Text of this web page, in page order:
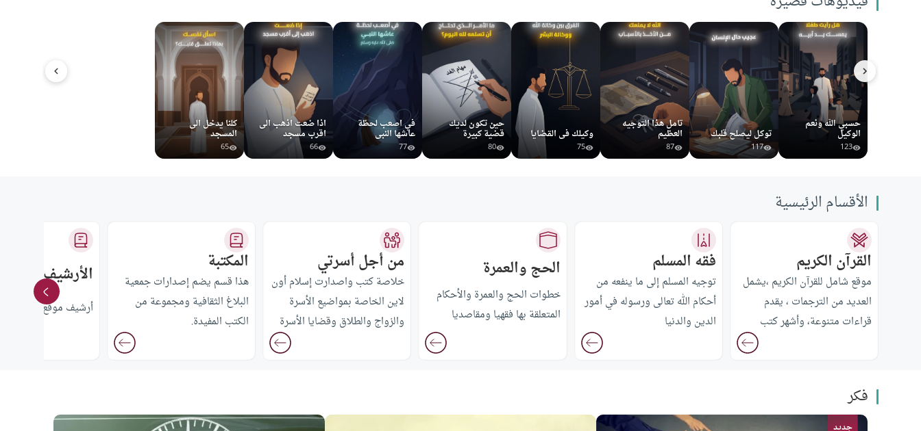
حسبي الله ونعم
الوكيل
123
توكل ليصلح قلبك
117
تأمل هذا التوجيه
العظيم
87
وكيلك في القضايا
75
حين تكون لديك
قضية كبيرة
80
في اصعب لحظة
عاشها النبي
77
اذا ضعت اذهب الى
اقرب مسجد
66
كلنا يدخل الى
المسجد
65
الأقسام الرئيسية
القرآن الكريم
موقع شامل للقرآن الكريم ،يشمل
العديد من الترجمات ، يقدم
قراءات متنوعة، وأشهر كتب
فقه المسلم
توجيه المسلم إلى ما ينفعه من
أحكام الله تعالى ورسوله في أمور
الدين والدنيا
الحج والعمرة
خطوات الحج والعمرة والأحكام
المتعلقة بها فقهيا ومقاصديا
من أجل أسرتي
خلاصة كتب واصدارت إسلام أون
لاين الخاصة بمواضيع الأسرة
والزواج والطلاق وقضايا الأسرة
السعيدة بالإضافة إلى الأحكام
المكتبة
هذا قسم يضم إصدارات جمعية
البلاغ الثقافية ومجموعة من
الكتب المفيدة.
الأرشيف
أرشيف موقع إسلام
فكر